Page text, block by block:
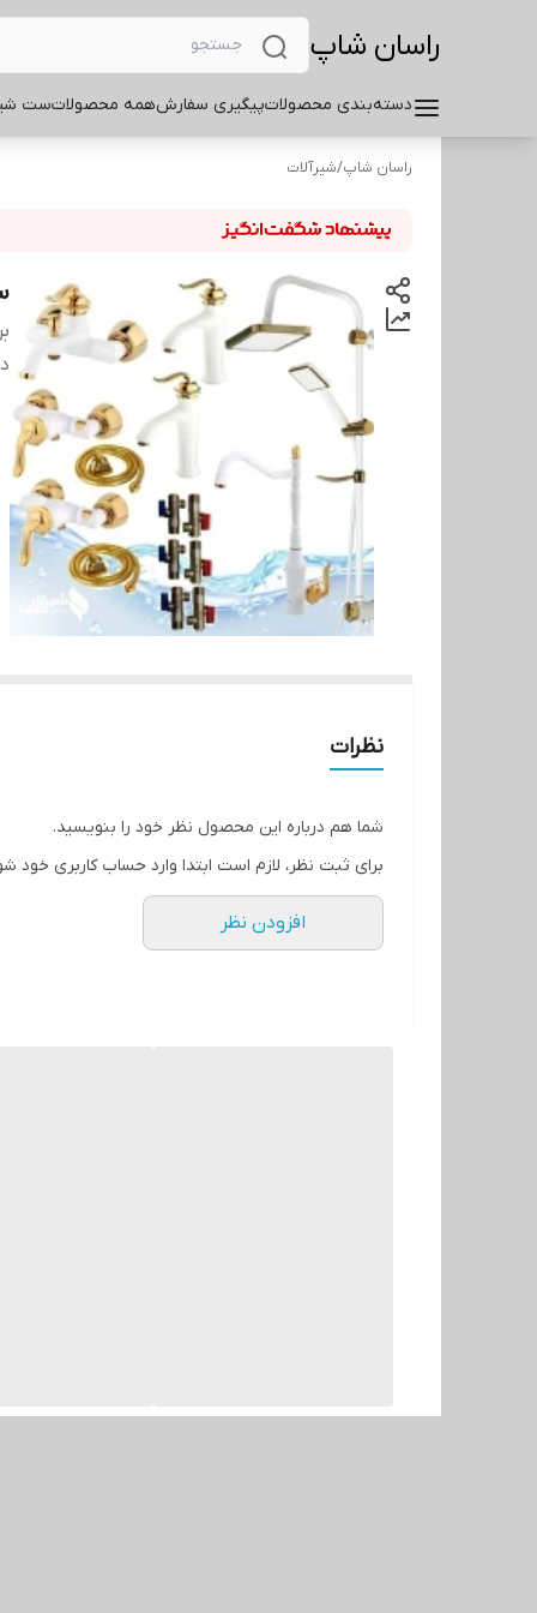
راسان شاپ
دسته‌بندی محصولاتپیگیری سفارشهمه محصولاتست
راسان شاپ/شیرآلات
ست 15
نظرات
شما هم درباره این محصول نظر خود را بنویسید.
برای ثبت نظر، لازم است ابتدا وارد حساب کاربری خود
افزودن نظر